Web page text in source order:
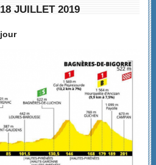
JUILLET 2019